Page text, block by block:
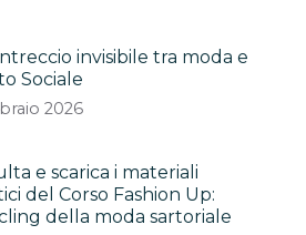
invisibile tra moda e
Sociale
2026
e scarica i materiali
del Corso Fashion Up:
della moda sartoriale